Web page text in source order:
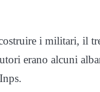
i militari, il
erano alcuni